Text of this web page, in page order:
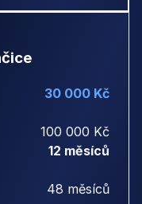
30 000 Kč
100 000 Kč
12 měsíců
48 měsíců